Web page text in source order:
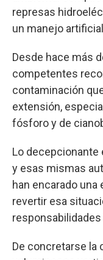
represas
un manejo
Desde hace más
competentes
contaminación
extensión,
fósforo y de
Lo decepcionante
y esas mismas
han encarado una
revertir esa
De concretarse la